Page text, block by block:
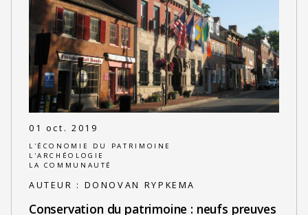
01 oct. 2019
L'ÉCONOMIE DU PATRIMOINE
L'ARCHÉOLOGIE
LA COMMUNAUTÉ
AUTEUR : DONOVAN RYPKEMA
Conservation du patrimoine : neufs preuves